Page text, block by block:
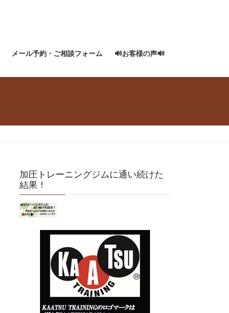
メール予約・ご相談フォーム 🔊お客様の声🔊
加圧トレーニングジムに通い続けた
結果！